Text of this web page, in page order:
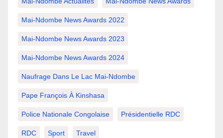
Mai-Ndombe News Awards 2022
Mai-Ndombe News Awards 2023
Mai-Ndombe News Awards 2024
Naufrage Dans Le Lac Mai-Ndombe
Pape François À Kinshasa
Police Nationale Congolaise Présidentielle RDC
RDC Sport Travel